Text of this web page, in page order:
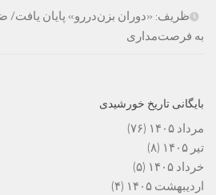
ظریف: «دوران بزن‌دررو» پایان یافت/
به فرصت‌مداری
بایگانی تاریخ خورشیدی
مرداد ۱۴۰۵
(۷۶)
تیر ۱۴۰۵
(۸)
خرداد ۱۴۰۵
(۵)
اردیبهشت ۱۴۰۵
(۴)